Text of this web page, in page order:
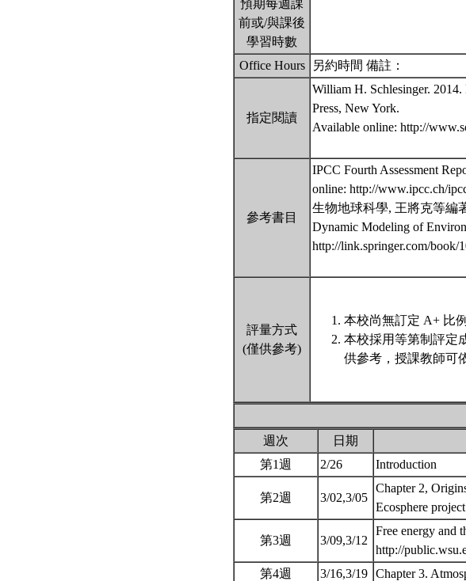
預期每週課
前或/與課後
學習時數
Office Hours
另約時間 備註：
指定閱讀
William H. Schlesinger.
Press, New York.
Available online: http://
參考書目
IPCC Fourth Assessment
online: http://www.ipcc.ch/
生物地球科學, 王將克等編
Dynamic Modeling of
http://link.springer.com/book/
評量方式
(僅供參考)
本校尚無訂定 A+ 比
本校採用等第制評定
供參考，授課教師可
週次
日期
第1週
2/26 Introduction
第2週 3/02,3/05
Chapter 2,
Ecosphere
第3週 3/09,3/12
Free energy and
http://
第4週
3/16,3/19 Chapter 3.